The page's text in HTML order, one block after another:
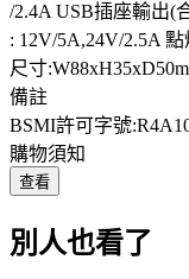
/2.4A USB插座輸出(
: 12V/5A,24V/2.5A
尺寸
備註
BSMI許可字號
購物須知
查看
別人也看了